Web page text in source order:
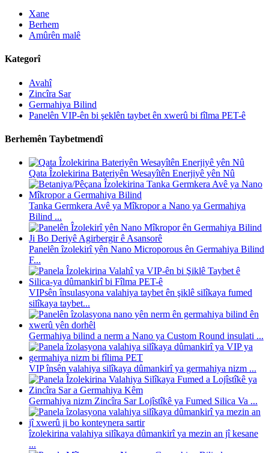
Xane
Berhem
Amûrên malê
Kategorî
Avahî
Zincîra Sar
Germahiya Bilind
Panelên VIP-ên bi şeklên taybet ên xwerû bi fîlma PET-ê
Berhemên Taybetmendî
Qata Îzolekirina Bateriyên Wesayîtên Enerjiyê yên Nû
Tanka Germkera Avê ya Mîkropor a Nano ya Germahiya
Bilind ...
Panelên îzolekirî yên Nano Microporous ên Germahiya Bilind
F...
VIPsên însulasyona valahiya taybet ên şiklê silîkaya fumed
silîkaya taybet...
Germahiya bilind a nerm a Nano ya Custom Round insulati ...
VIP însên valahiya silîkaya dûmankirî ya germahiya nizm ...
Germahiya nizm Zincîra Sar Lojîstîkê ya Fumed Silica Va ...
îzolekirina valahiya silîkaya dûmankirî ya mezin an jî kesane
...